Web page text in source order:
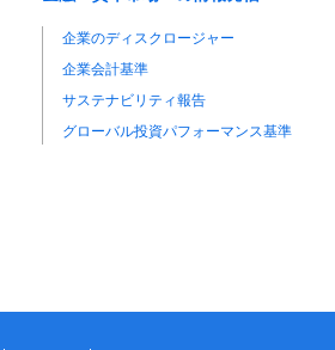
企業のディスクロージャー
企業会計基準
サステナビリティ報告
グローバル投資パフォーマンス基準